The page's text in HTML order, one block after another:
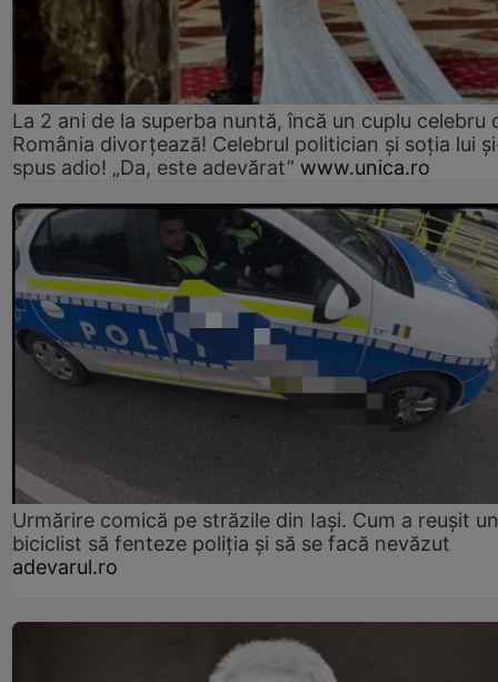
La 2 ani de la superba nuntă, încă un cuplu celebru
România divorțează! Celebrul politician și soția lui
spus adio! „Da, este adevărat” www.unica.ro
Urmărire comică pe străzile din Iași. Cum a reușit un
biciclist să fenteze poliția și să se facă nevăzut
adevarul.ro